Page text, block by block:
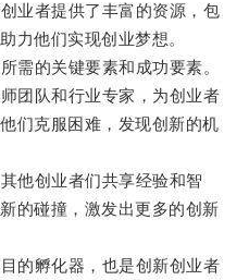
者提供了丰富的资源，包
力他们实现创业梦想。
的关键要素和成功要素。
队和行业专家，为创业者
们克服困难，发现创新的机
创业者们共享经验和智
的碰撞，激发出更多的创新
孵化器，也是创新创业者